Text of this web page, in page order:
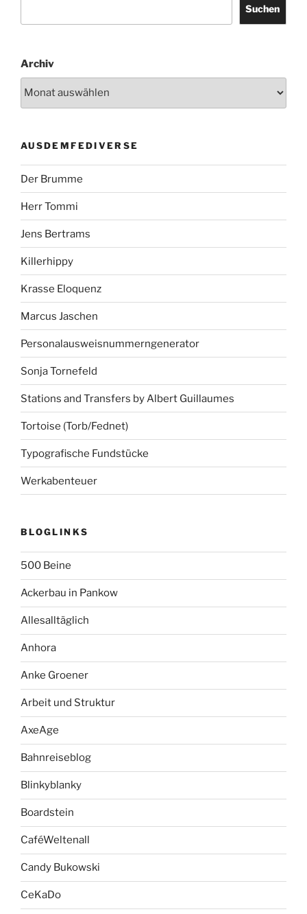
Suchen
Archiv
AUSDEMFEDIVERSE
Der Brumme
Herr Tommi
Jens Bertrams
Killerhippy
Krasse Eloquenz
Marcus Jaschen
Personalausweisnummerngenerator
Sonja Tornefeld
Stations and Transfers by Albert Guillaumes
Tortoise (Torb/Fednet)
Typografische Fundstücke
Werkabenteuer
BLOGLINKS
500 Beine
Ackerbau in Pankow
Allesalltäglich
Anhora
Anke Groener
Arbeit und Struktur
AxeAge
Bahnreiseblog
Blinkyblanky
Boardstein
CaféWeltenall
Candy Bukowski
CeKaDo